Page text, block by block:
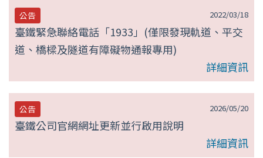
2022/03/18
公告
臺鐵緊急聯絡電話「1933」(僅限發現軌道、平交
道、橋樑及隧道有障礙物通報專用)
詳細資訊
2026/05/20
公告
臺鐵公司官網網址更新並行啟用說明
詳細資訊